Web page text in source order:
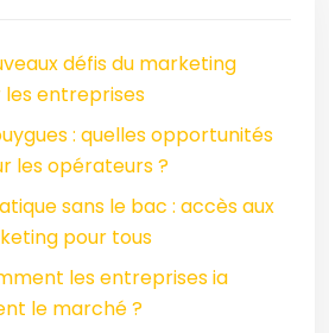
défis du marketing
entreprises
: quelles opportunités
les opérateurs ?
sans le bac : accès aux
pour tous
les entreprises ia
le marché ?